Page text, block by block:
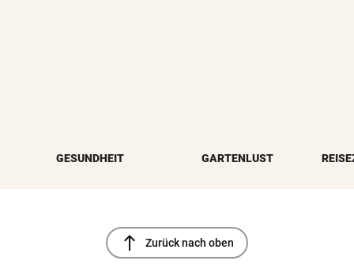
GESUNDHEIT GARTENLUST
north Zurück nach oben